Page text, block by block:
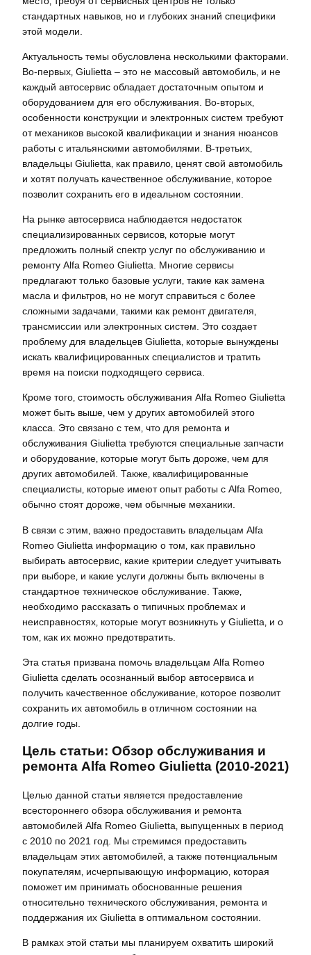
стандартных навыков‚ но и глубоких знаний специфики
этой модели.
Актуальность темы обусловлена несколькими факторами.
Во-первых‚ Giulietta – это не массовый автомобиль‚ и не
каждый автосервис обладает достаточным опытом и
оборудованием для его обслуживания. Во-вторых‚
особенности конструкции и электронных систем требуют
от механиков высокой квалификации и знания нюансов
работы с итальянскими автомобилями. В-третьих‚
владельцы Giulietta‚ как правило‚ ценят свой автомобиль
и хотят получать качественное обслуживание‚ которое
позволит сохранить его в идеальном состоянии.
На рынке автосервиса наблюдается недостаток
специализированных сервисов‚ которые могут
предложить полный спектр услуг по обслуживанию и
ремонту Alfa Romeo Giulietta. Многие сервисы
предлагают только базовые услуги‚ такие как замена
масла и фильтров‚ но не могут справиться с более
сложными задачами‚ такими как ремонт двигателя‚
трансмиссии или электронных систем. Это создает
проблему для владельцев Giulietta‚ которые вынуждены
искать квалифицированных специалистов и тратить
время на поиски подходящего сервиса.
Кроме того‚ стоимость обслуживания Alfa Romeo Giulietta
может быть выше‚ чем у других автомобилей этого
класса. Это связано с тем‚ что для ремонта и
обслуживания Giulietta требуются специальные запчасти
и оборудование‚ которые могут быть дороже‚ чем для
других автомобилей. Также‚ квалифицированные
специалисты‚ которые имеют опыт работы с Alfa Romeo‚
обычно стоят дороже‚ чем обычные механики.
В связи с этим‚ важно предоставить владельцам Alfa
Romeo Giulietta информацию о том‚ как правильно
выбирать автосервис‚ какие критерии следует учитывать
при выборе‚ и какие услуги должны быть включены в
стандартное техническое обслуживание. Также‚
необходимо рассказать о типичных проблемах и
неисправностях‚ которые могут возникнуть у Giulietta‚ и о
том‚ как их можно предотвратить.
Эта статья призвана помочь владельцам Alfa Romeo
Giulietta сделать осознанный выбор автосервиса и
получить качественное обслуживание‚ которое позволит
сохранить их автомобиль в отличном состоянии на
долгие годы.
Цель статьи: Обзор обслуживания и
ремонта Alfa Romeo Giulietta (2010-2021)
Целью данной статьи является предоставление
всестороннего обзора обслуживания и ремонта
автомобилей Alfa Romeo Giulietta‚ выпущенных в период
с 2010 по 2021 год. Мы стремимся предоставить
владельцам этих автомобилей‚ а также потенциальным
покупателям‚ исчерпывающую информацию‚ которая
поможет им принимать обоснованные решения
относительно технического обслуживания‚ ремонта и
поддержания их Giulietta в оптимальном состоянии.
В рамках этой статьи мы планируем охватить широкий